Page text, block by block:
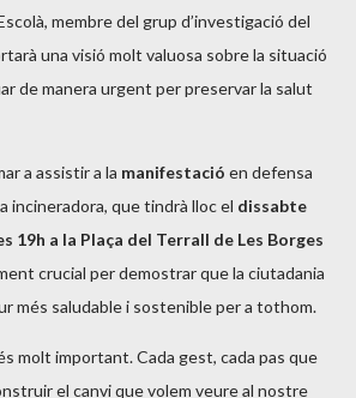
membre del grup d’investigació del
una visió molt valuosa sobre la situació
de manera urgent per preservar la salut
a assistir a la manifestació en defensa
incineradora, que tindrà lloc el dissabte
19h a la Plaça del Terrall de Les Borges
crucial per demostrar que la ciutadania
més saludable i sostenible per a tothom.
molt important. Cada gest, cada pas que
el canvi que volem veure al nostre